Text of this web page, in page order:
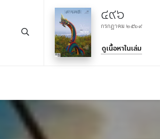
๔๙๖
กรกฎาคม ๒๕๖๙
ดูเนื้อหาในเล่ม